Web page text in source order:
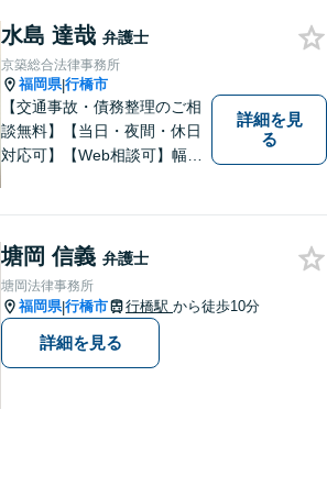
水島 達哉 弁護士
京築総合法律事務所
福岡県|行橋市
【交通事故・債務整理のご相
談無料】【当日・夜間・休日
対応可】【Web相談可】幅広
詳細を見
る
塘岡 信義 弁護士
塘岡法律事務所
福岡県|行橋市 行橋駅 から徒歩10分
詳細を見る